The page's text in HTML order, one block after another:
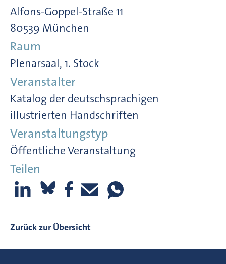
Alfons-Goppel-Straße 11
80539 München
Raum
Plenarsaal, 1. Stock
Veranstalter
Katalog der deutschsprachigen
illustrierten Handschriften
Veranstaltungstyp
Öffentliche Veranstaltung
Teilen
Zurück zur Übersicht